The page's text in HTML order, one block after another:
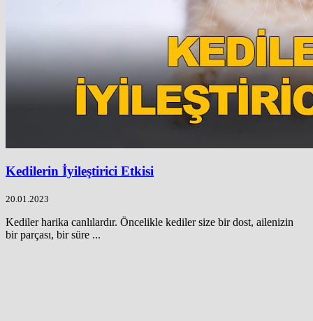
Kedilerin İyileştirici Etkisi
20.01.2023
Kediler harika canlılardır. Öncelikle kediler size bir dost, ailenizin
bir parçası, bir süre ...